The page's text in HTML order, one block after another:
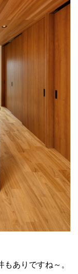
ありですね～。